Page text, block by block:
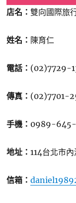
店名： 雙向國際旅
姓名： 陳育仁
電話： (02)7729-
傳真： (02)7701-
手機： 0989-
地址： 114台北市
信箱：